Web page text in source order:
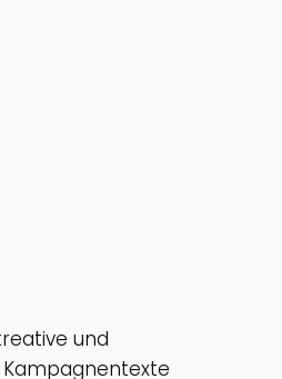
und
Kampagnentexte